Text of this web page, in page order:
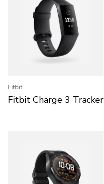
Fitbit
Fitbit Charge 3 Tracker